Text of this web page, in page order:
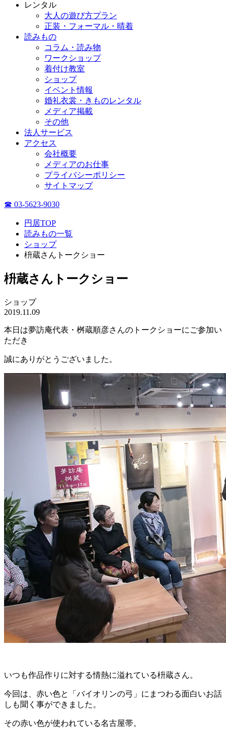
レンタル
大人の遊び方プラン
正装・フォーマル・晴着
読みもの
コラム・読み物
ワークショップ
着付け教室
ショップ
イベント情報
婚礼衣裳・きものレンタル
メディア掲載
その他
法人サービス
アクセス
会社概要
メディアのお仕事
プライバシーポリシー
サイトマップ
☎ 03-5623-9030
円居TOP
読みもの一覧
ショップ
枡蔵さんトークショー
枡蔵さんトークショー
ショップ
2019.11.09
本日は夢訪庵代表・桝蔵順彦さんのトークショーにご参加い
ただき
誠にありがとうございました。
いつも作品作りに対する情熱に溢れている枡蔵さん。
今回は、赤い色と「バイオリンの弓」にまつわる面白いお話
しも聞く事ができました。
その赤い色が使われている名古屋帯。